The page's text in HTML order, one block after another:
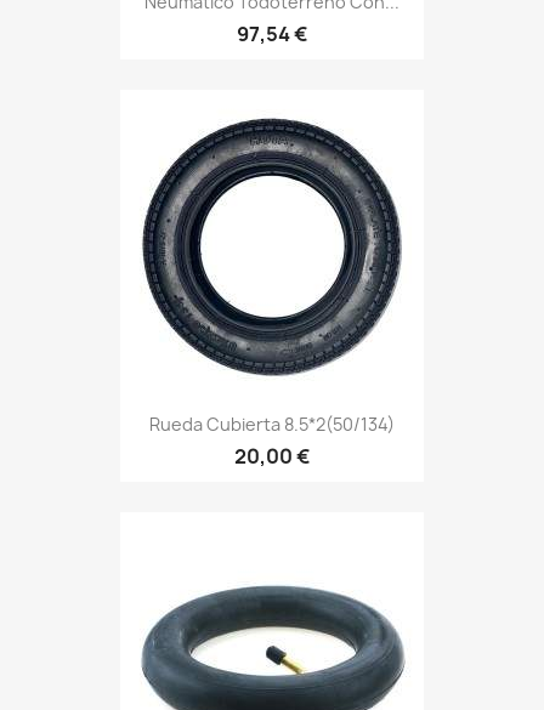
97,54 €
Rueda Cubierta 8.5*2(50/134)
20,00 €